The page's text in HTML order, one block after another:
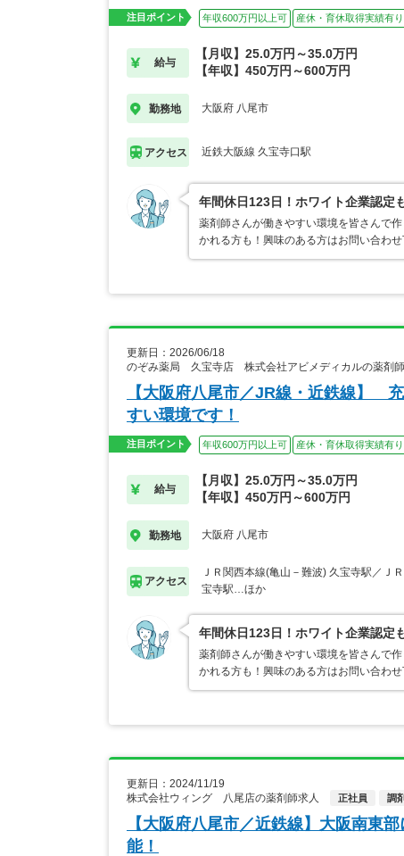
注目ポイント 年収600万円以上可 産休・育休取得実績有り
給与
【月収】25.0万円～35.0万円
【年収】450万円～600万円
勤務地 大阪府 八尾市
アクセス 近鉄大阪線 久宝寺口駅
年間休日123日！ホワイト企業認定
薬剤師さんが働きやすい環境を皆さんで
かれる方も！興味のある方はお問い合わせ
更新日：2026/06/18
のぞみ薬局 久宝寺店 株式会社アビメディカルの薬剤
【大阪府八尾市／JR線・近鉄線】
すい環境です！
注目ポイント 年収600万円以上可 産休・育休取得実績有り
給与
【月収】25.0万円～35.0万円
【年収】450万円～600万円
勤務地 大阪府 八尾市
アクセス
ＪＲ関西本線(亀山－難波) 久宝寺駅／Ｊ
宝寺駅…ほか
年間休日123日！ホワイト企業認定
薬剤師さんが働きやすい環境を皆さんで
かれる方も！興味のある方はお問い合わせ
更新日：2024/11/19
株式会社ウィング 八尾店の薬剤師求人
正社員 調
【大阪府八尾市／近鉄線】大阪南東
能！